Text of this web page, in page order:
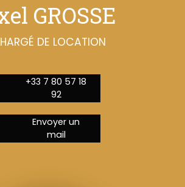
GROSSE
DE LOCATION
+33 7 80 57 18
92
Envoyer un
mail